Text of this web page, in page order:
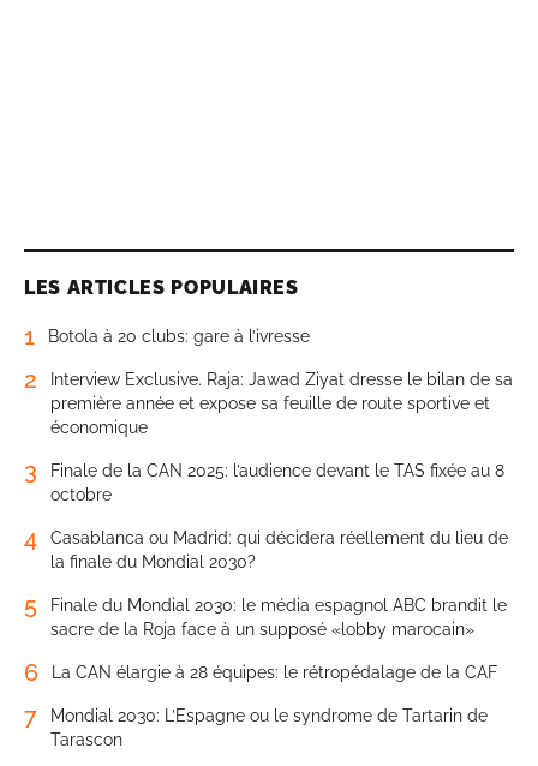
LES ARTICLES POPULAIRES
1 Botola à 20 clubs: gare à l’ivresse
2
Interview Exclusive. Raja: Jawad Ziyat dresse le bilan de sa
première année et expose sa feuille de route sportive et
économique
3
Finale de la CAN 2025: l’audience devant le TAS fixée au 8
octobre
4
Casablanca ou Madrid: qui décidera réellement du lieu de
la finale du Mondial 2030?
5
Finale du Mondial 2030: le média espagnol ABC brandit le
sacre de la Roja face à un supposé «lobby marocain»
6 La CAN élargie à 28 équipes: le rétropédalage de la CAF
7
Mondial 2030: L’Espagne ou le syndrome de Tartarin de
Tarascon